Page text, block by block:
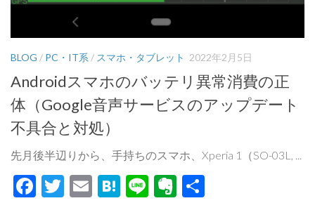
BLOG / PC・IT系 / スマホ・タブレット 2022年2月5日
Androidスマホのバッテリ異常消費の正
体（Google音声サービスのアップデート
不具合と対処）
先月後半辺りから、手持ちのスマホ、Xperia 1（SO-03L, ...
Facebook
Twitter
EmailHatena
LineEvernote